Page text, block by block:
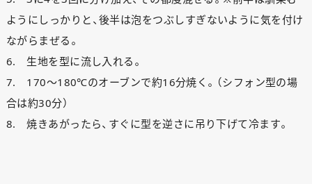
ようにしっかりと、後半は泡をつぶしすぎないように気を付け
ながらまぜる。
6. 生地を型に流し入れる。
7. 170～180℃のオーブンで約16分焼く。（シフォン型の場
合は約30分）
8. 焼きあがったら、すぐに型を逆さに吊り下げて冷ます。